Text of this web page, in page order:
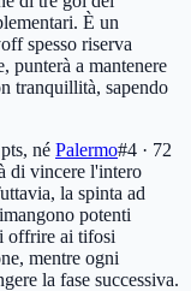
È un
spesso riserva
punterà a mantenere
tranquillità, sapendo
, né Palermo#4 · 72
di vincere l'intero
la spinta ad
potenti
offrire ai tifosi
mentre ogni
la fase successiva.